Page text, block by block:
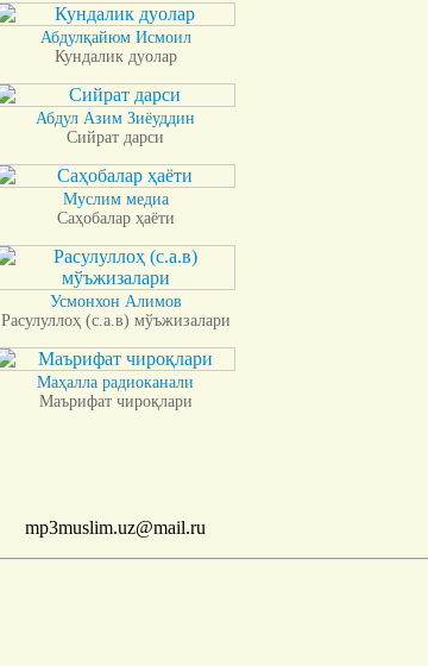
Абдулқайюм Исмоил
Кундалик дуолар
Абдул Азим Зиёуддин
Сийрат дарси
Муслим медиа
Саҳобалар ҳаёти
Усмонхон Алимов
Расулуллоҳ (с.а.в) мўъжизалари
Маҳалла радиоканали
Маърифат чироқлари
mp3muslim.uz@mail.ru